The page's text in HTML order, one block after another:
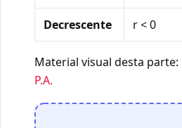
Decrescente r < 0
Material visual desta parte:
P.A.